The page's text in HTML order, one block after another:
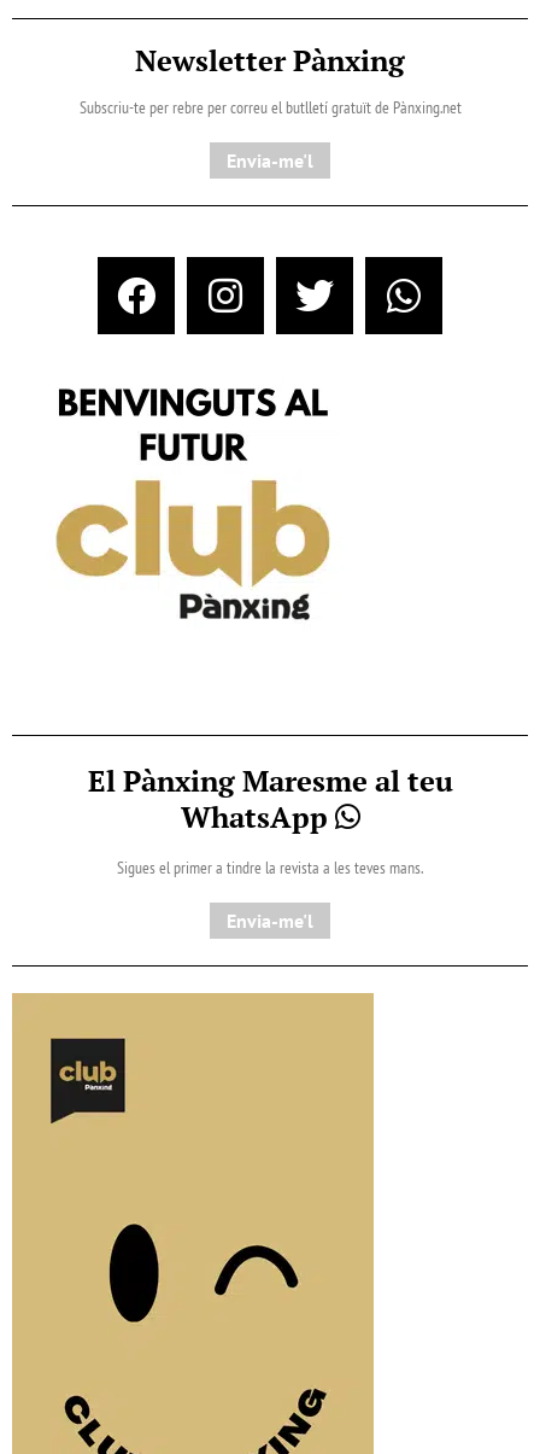
Newsletter Pànxing
Subscriu-te per rebre per correu el butlletí gratuït de Pànxing.net​
Envia-me'l
El Pànxing Maresme al teu
WhatsApp
Sigues el primer a tindre la revista a les teves mans.
Envia-me'l